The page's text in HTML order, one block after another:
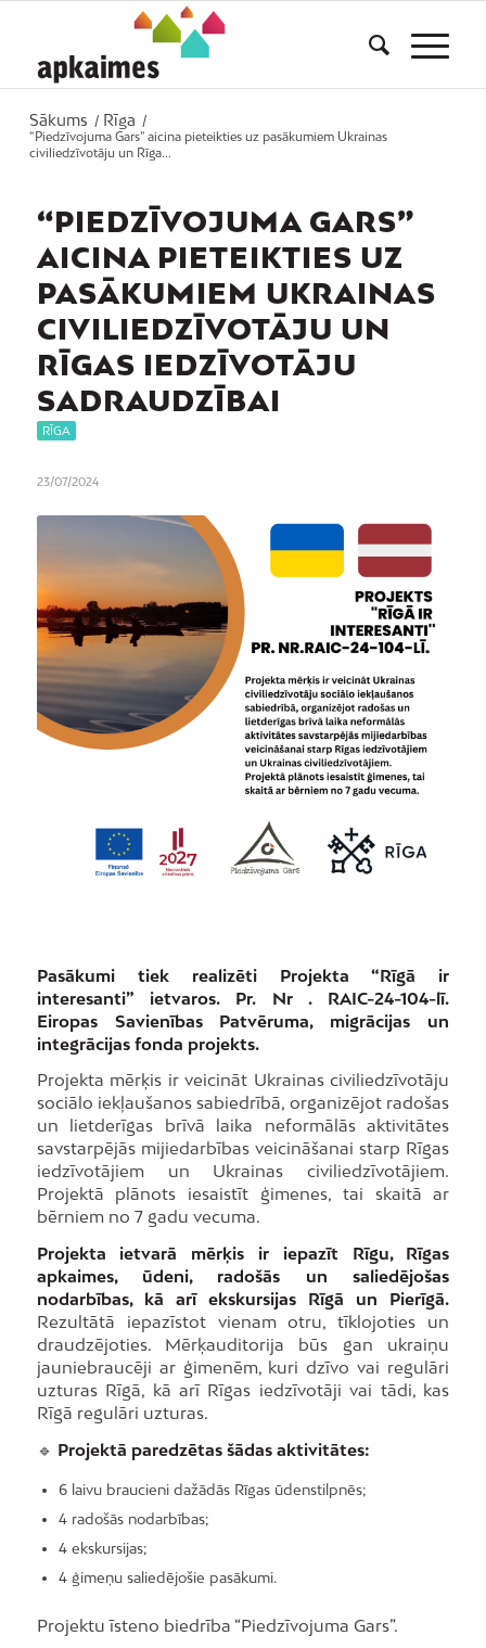
Sākums / Rīga
/
“Piedzīvojuma Gars” aicina pieteikties uz pasākumiem Ukrainas
civiliedzīvotāju un Rīga...
“PIEDZĪVOJUMA GARS”
AICINA PIETEIKTIES UZ
PASĀKUMIEM UKRAINAS
CIVILIEDZĪVOTĀJU UN
RĪGAS IEDZĪVOTĀJU
SADRAUDZĪBAI
RĪGA
23/07/2024
Pasākumi tiek realizēti Projekta “Rīgā ir
interesanti” ietvaros. Pr. Nr . RAIC-24-104-lī.
Eiropas Savienības Patvēruma, migrācijas un
integrācijas fonda projekts.
Projekta mērķis ir veicināt Ukrainas civiliedzīvotāju
sociālo iekļaušanos sabiedrībā, organizējot radošas
un lietderīgas brīvā laika neformālās aktivitātes
savstarpējās mijiedarbības veicināšanai starp Rīgas
iedzīvotājiem un Ukrainas civiliedzīvotājiem.
Projektā plānots iesaistīt ģimenes, tai skaitā ar
bērniem no 7 gadu vecuma.
Projekta ietvarā mērķis ir iepazīt Rīgu, Rīgas
apkaimes, ūdeni, radošās un saliedējošas
nodarbības, kā arī ekskursijas Rīgā un Pierīgā.
Rezultātā iepazīstot vienam otru, tīklojoties un
draudzējoties. Mērķauditorija būs gan ukraiņu
jauniebraucēji ar ģimenēm, kuri dzīvo vai regulāri
uzturas Rīgā, kā arī Rīgas iedzīvotāji vai tādi, kas
Rīgā regulāri uzturas.
🔹 Projektā paredzētas šādas aktivitātes:
6 laivu braucieni dažādās Rīgas ūdenstilpnēs;
4 radošās nodarbības;
4 ekskursijas;
4 ģimeņu saliedējošie pasākumi.
Projektu īsteno biedrība “Piedzīvojuma Gars”.